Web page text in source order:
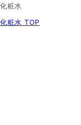
化粧水
化粧水 TOP